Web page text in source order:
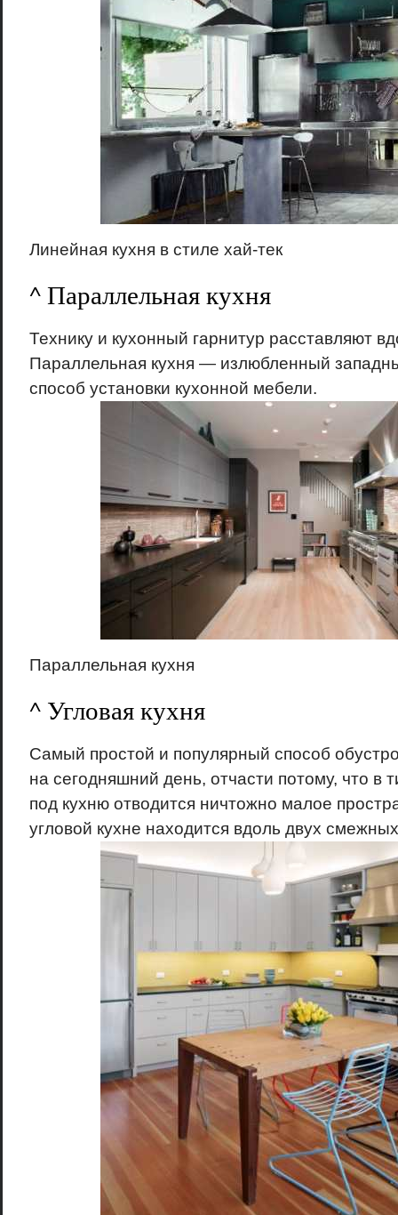
Линейная кухня в стиле хай-тек
^ Параллельная кухня
Технику и кухонный гарнитур расставляют
Параллельная кухня — излюбленный
способ установки кухонной мебели.
Параллельная кухня
^ Угловая кухня
Самый простой и популярный способ
на сегодняшний день, отчасти потому, что в
под кухню отводится ничтожно малое
угловой кухне находится вдоль двух